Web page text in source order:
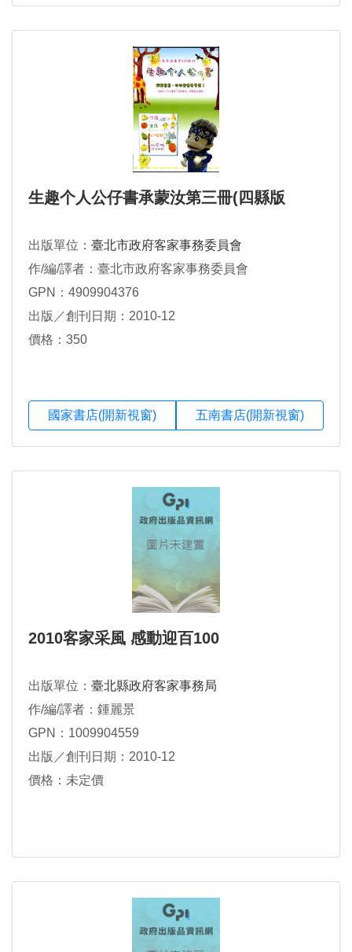
生趣个人公仔書承蒙汝第三冊(四縣版
出版單位： 臺北市政府客家事務委員會
作/編/譯者：臺北市政府客家事務委員會
GPN：4909904376
出版／創刊日期：2010-12
價格：350
國家書店(開新視窗) 五南書店(開新視窗)
2010客家采風 感動迎百100
出版單位： 臺北縣政府客家事務局
作/編/譯者：鍾麗景
GPN：1009904559
出版／創刊日期：2010-12
價格：未定價